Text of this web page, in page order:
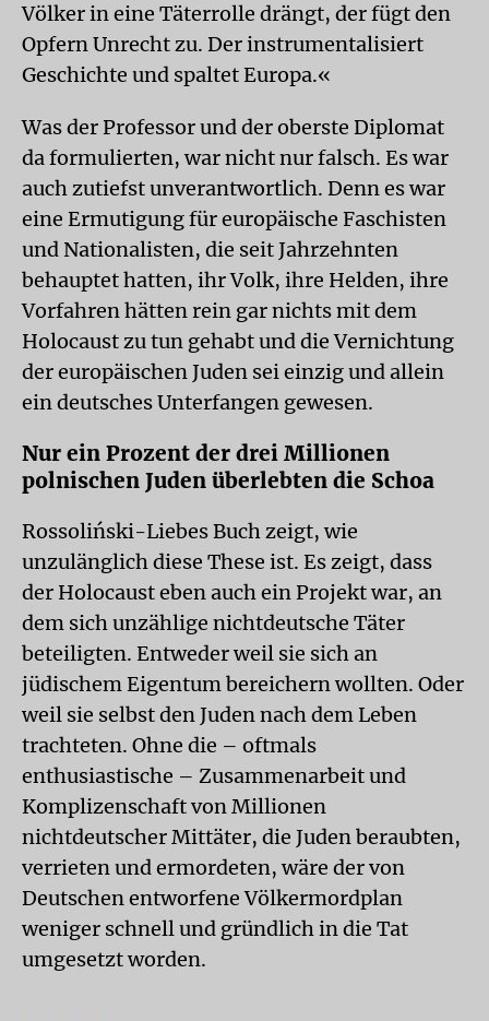
Völker in eine Täterrolle drängt, der fügt den
Opfern Unrecht zu. Der instrumentalisiert
Geschichte und spaltet Europa.«
Was der Professor und der oberste Diplomat
da formulierten, war nicht nur falsch. Es war
auch zutiefst unverantwortlich. Denn es war
eine Ermutigung für europäische Faschisten
und Nationalisten, die seit Jahrzehnten
behauptet hatten, ihr Volk, ihre Helden, ihre
Vorfahren hätten rein gar nichts mit dem
Holocaust zu tun gehabt und die Vernichtung
der europäischen Juden sei einzig und allein
ein deutsches Unterfangen gewesen.
Nur ein Prozent der drei Millionen
polnischen Juden überlebten die Schoa
Rossoliński-Liebes Buch zeigt, wie
unzulänglich diese These ist. Es zeigt, dass
der Holocaust eben auch ein Projekt war, an
dem sich unzählige nichtdeutsche Täter
beteiligten. Entweder weil sie sich an
jüdischem Eigentum bereichern wollten. Oder
weil sie selbst den Juden nach dem Leben
trachteten. Ohne die – oftmals
enthusiastische – Zusammenarbeit und
Komplizenschaft von Millionen
nichtdeutscher Mittäter, die Juden beraubten,
verrieten und ermordeten, wäre der von
Deutschen entworfene Völkermordplan
weniger schnell und gründlich in die Tat
umgesetzt worden.